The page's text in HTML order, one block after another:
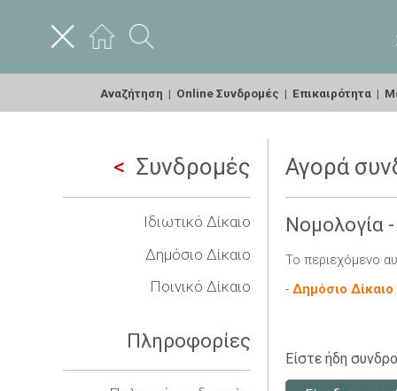
Αναζήτηση | Online Συνδρομές | Επικαιρότητα |
Συνδρομές
Ιδιωτικό Δίκαιο
Δημόσιο Δίκαιο
Ποινικό Δίκαιο
Πληροφορίες
Αγορά
Νομολογία
Το περιεχόμενο
- Δημόσιο Δίκαιο
Είστε ήδη